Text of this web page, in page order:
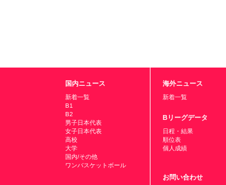
国内ニュース
新着一覧
B1
B2
男子日本代表
女子日本代表
高校
大学
国内/その他
ワンバスケットボール
海外ニュース
新着一覧
Bリーグデータ
日程・結果
順位表
個人成績
お問い合わせ